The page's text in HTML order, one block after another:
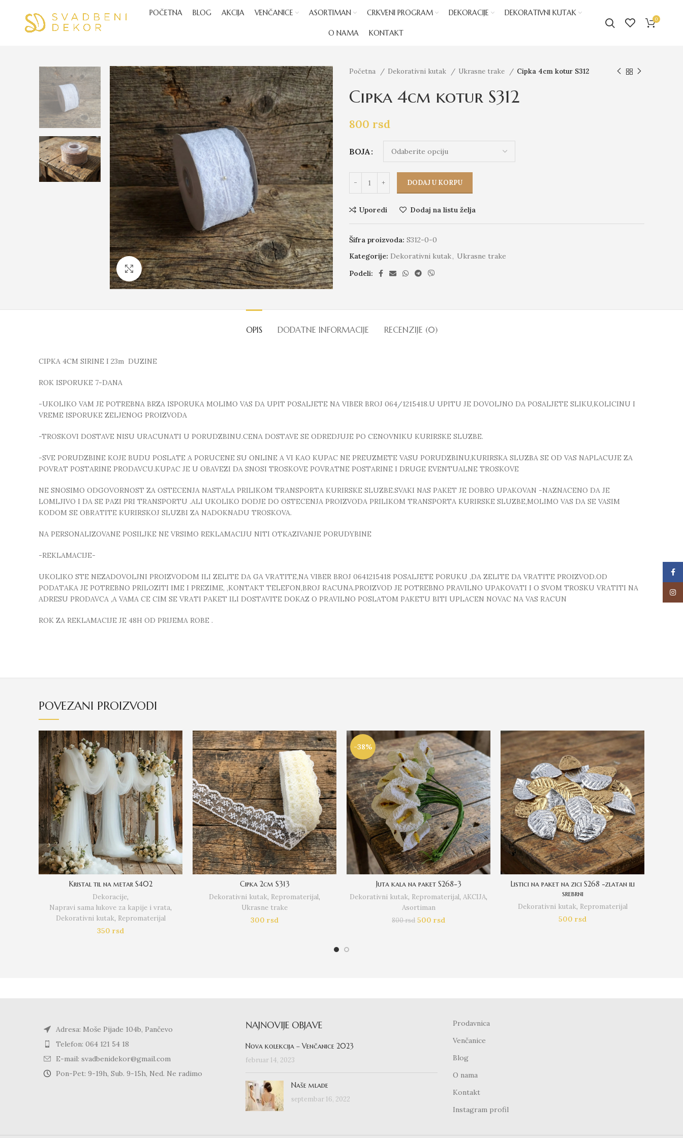
POČETNA BLOG AKCIJA VENČANICE ASORTIMAN CRKVENI PROGRAM DEKORACIJE DEKORATIVNI KUTAK
O NAMA KONTAKT
0
Click to enlarge
Početna Dekorativni kutak Ukrasne trake Cipka 4cm kotur S312
Cipka 4cm kotur S312
800 rsd
BOJA
DODAJ U KORPU
Uporedi Dodaj na listu želja
Šifra proizvoda: S312-0-0
Kategorije: Dekorativni kutak, Ukrasne trake
Podeli:
OPIS DODATNE INFORMACIJE RECENZIJE (0)
CIPKA 4CM SIRINE I 23m DUZINE
ROK ISPORUKE 7-DANA
-UKOLIKO VAM JE POTREBNA BRZA ISPORUKA MOLIMO VAS DA UPIT POSALJETE NA VIBER BROJ 064/1215418.U UPITU JE DOVOLJNO DA POSALJETE SLIKU,KOLICINU I
VREME ISPORUKE ZELJENOG PROIZVODA
-TROSKOVI DOSTAVE NISU URACUNATI U PORUDZBINU.CENA DOSTAVE SE ODREDJUJE PO CENOVNIKU KURIRSKE SLUZBE.
-SVE PORUDZBINE KOJE BUDU POSLATE A PORUCENE SU ONLINE A VI KAO KUPAC NE PREUZMETE VASU PORUDZBINU,KURIRSKA SLUZBA SE OD VAS NAPLACUJE ZA
POVRAT POSTARINE PRODAVCU.KUPAC JE U OBAVEZI DA SNOSI TROSKOVE POVRATNE POSTARINE I DRUGE EVENTUALNE TROSKOVE
NE SNOSIMO ODGOVORNOST ZA OSTECENJA NASTALA PRILIKOM TRANSPORTA KURIRSKE SLUZBE.SVAKI NAS PAKET JE DOBRO UPAKOVAN -NAZNACENO DA JE
LOMLJIVO I DA SE PAZI PRI TRANSPORTU .ALI UKOLIKO DODJE DO OSTECENJA PROIZVODA PRILIKOM TRANSPORTA KURIRSKE SLUZBE,MOLIMO VAS DA SE VASIM
KODOM SE OBRATITE KURIRSKOJ SLUZBI ZA NADOKNADU TROSKOVA.
NA PERSONALIZOVANE POSILJKE NE VRSIMO REKLAMACIJU NITI OTKAZIVANJE PORUDYBINE
-REKLAMACIJE-
UKOLIKO STE NEZADOVOLJNI PROIZVODOM ILI ZELITE DA GA VRATITE,NA VIBER BROJ 0641215418 POSALJETE PORUKU ,DA ZELITE DA VRATITE PROIZVOD.OD
PODATAKA JE POTREBNO PRILOZITI IME I PREZIME, ,KONTAKT TELEFON,BROJ RACUNA.PROIZVOD JE POTREBNO PRAVILNO UPAKOVATI I O SVOM TROSKU VRATITI NA
ADRESU PRODAVCA ,A VAMA CE CIM SE VRATI PAKET ILI DOSTAVITE DOKAZ O PRAVILNO POSLATOM PAKETU BITI UPLACEN NOVAC NA VAS RACUN
ROK ZA REKLAMACIJE JE 48H OD PRIJEMA ROBE .
POVEZANI PROIZVODI
Kristal til na metar S402
Dekoracije,
Napravi sama lukove za kapije i vrata,
Dekorativni kutak, Repromaterijal
350 rsd
Cipka 2cm S313
Dekorativni kutak, Repromaterijal,
Ukrasne trake
300 rsd
-38%
Juta kala na paket S268-3
Dekorativni kutak, Repromaterijal, AKCIJA,
Asortiman
800rsd 500 rsd
Listici na paket na zici S268 -zlatan ili
srebrni
Dekorativni kutak, Repromaterijal
500 rsd
Adresa: Moše Pijade 104b, Pančevo
Telefon: 064 121 54 18
E-mail: svadbenidekor@gmail.com
Pon-Pet: 9-19h, Sub. 9-15h, Ned. Ne radimo
NAJNOVIJE OBJAVE
Nova kolekcija – Venčanice 2023
februar 14, 2023
Naše mlade
septembar 16, 2022
Prodavnica
Venčanice
Blog
O nama
Kontakt
Instagram profil